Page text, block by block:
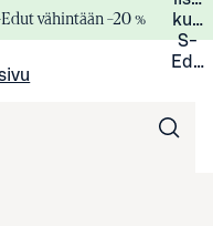
vähintään –20 %
S-